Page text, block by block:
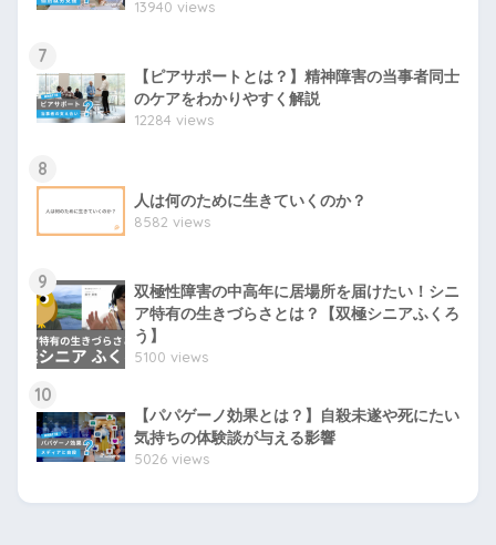
13940 views
7
【ピアサポートとは？】精神障害の当事者同士
のケアをわかりやすく解説
12284 views
8
人は何のために生きていくのか？
8582 views
9
双極性障害の中高年に居場所を届けたい！シニ
ア特有の生きづらさとは？【双極シニアふくろ
う】
5100 views
10
【パパゲーノ効果とは？】自殺未遂や死にたい
気持ちの体験談が与える影響
5026 views